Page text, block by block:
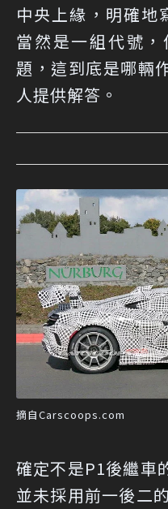
中央上緣，明確地
當然是一組代號
題，這到底是哪輛
人提供解答。
摘自Carscoops.com
確定不是P1後繼車
並未採用前一後二